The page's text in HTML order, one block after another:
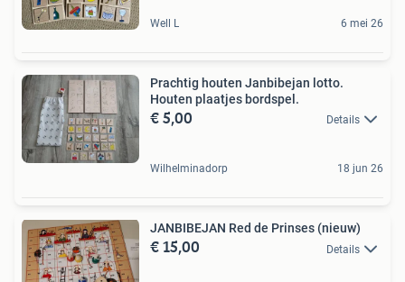
Well L 6 mei 26
Prachtig houten Janbibejan lotto.
Houten plaatjes bordspel.
€ 5,00 Details
Wilhelminadorp 18 jun 26
JANBIBEJAN Red de Prinses (nieuw)
€ 15,00 Details